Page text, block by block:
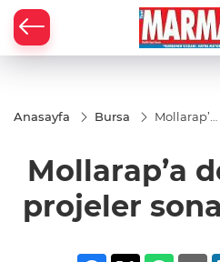
Anasayfa Bursa
Mollarap’a
projeler
sona
Mollarap’a
projeler